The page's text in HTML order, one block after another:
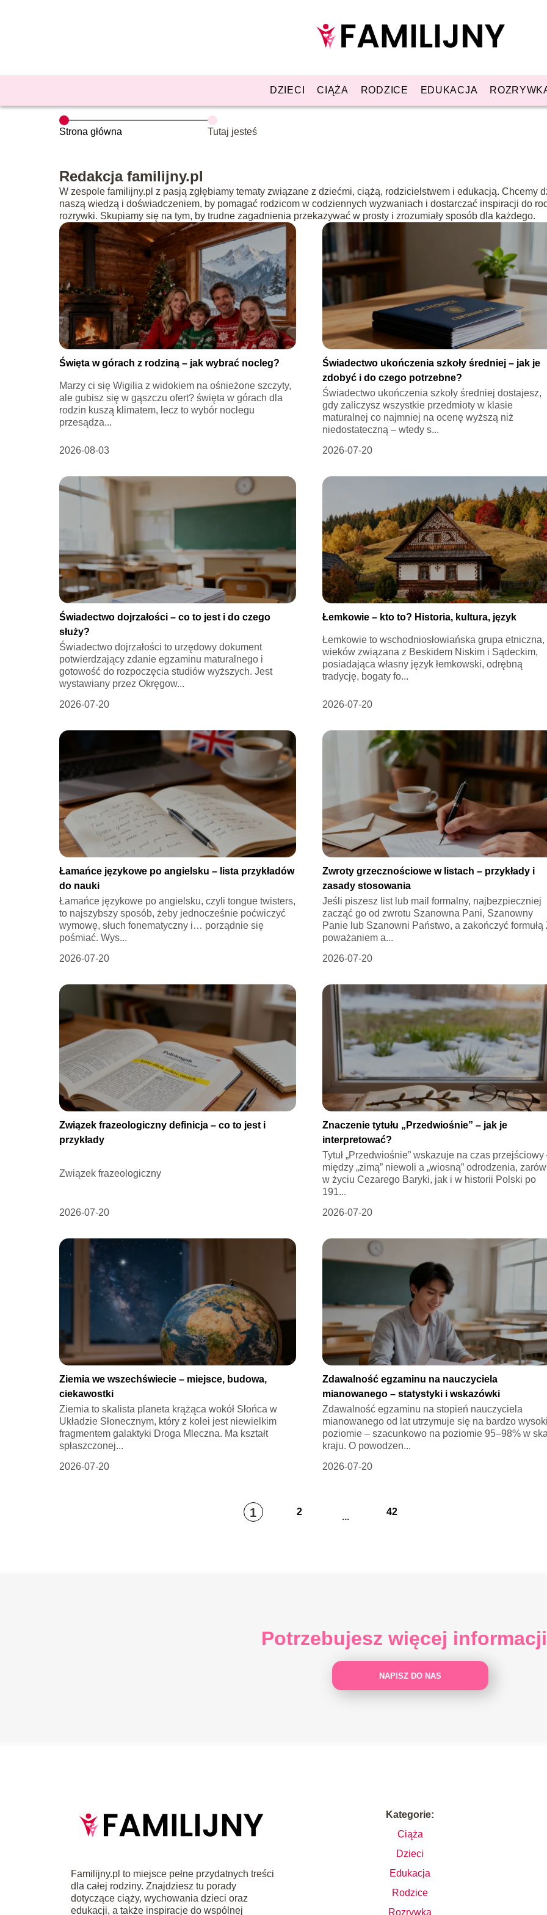
DZIECI CIĄŻA RODZICE EDUKACJA
Strona główna Tutaj jesteś
Redakcja familijny.pl
W zespole familijny.pl z pasją zgłębiamy tematy związane z dziećmi, ciążą, rodzicielstwem i edukacją. Chcemy
naszą wiedzą i doświadczeniem, by pomagać rodzicom w codziennych wyzwaniach i dostarczać inspiracji do
rozrywki. Skupiamy się na tym, by trudne zagadnienia przekazywać w prosty i zrozumiały sposób dla każdego.
Święta w górach z rodziną – jak wybrać nocleg?
Marzy ci się Wigilia z widokiem na ośnieżone szczyty,
ale gubisz się w gąszczu ofert? święta w górach dla
rodzin kuszą klimatem, lecz to wybór noclegu
przesądza...
2026-08-03
Świadectwo ukończenia szkoły średniej – jak je
zdobyć i do czego potrzebne?
Świadectwo ukończenia szkoły średniej dostajesz,
gdy zaliczysz wszystkie przedmioty w klasie
maturalnej co najmniej na ocenę wyższą niż
niedostateczną – wtedy s...
2026-07-20
Świadectwo dojrzałości – co to jest i do czego
służy?
Świadectwo dojrzałości to urzędowy dokument
potwierdzający zdanie egzaminu maturalnego i
gotowość do rozpoczęcia studiów wyższych. Jest
wystawiany przez Okręgow...
2026-07-20
Łemkowie – kto to? Historia, kultura, język
Łemkowie to wschodniosłowiańska grupa etniczna,
wieków związana z Beskidem Niskim i Sądeckim,
posiadająca własny język łemkowski, odrębną
tradycję, bogaty fo...
2026-07-20
Łamańce językowe po angielsku – lista przykładów
do nauki
Łamańce językowe po angielsku, czyli tongue twisters,
to najszybszy sposób, żeby jednocześnie poćwiczyć
wymowę, słuch fonematyczny i… porządnie się
pośmiać. Wys...
2026-07-20
Zwroty grzecznościowe w listach – przykłady i
zasady stosowania
Jeśli piszesz list lub mail formalny, najbezpieczniej
zacząć go od zwrotu Szanowna Pani, Szanowny
Panie lub Szanowni Państwo, a zakończyć formułą
poważaniem a...
2026-07-20
Związek frazeologiczny definicja – co to jest i
przykłady
Związek frazeologiczny
2026-07-20
Znaczenie tytułu „Przedwiośnie” – jak je
interpretować?
Tytuł „Przedwiośnie” wskazuje na czas przejściowy
między „zimą” niewoli a „wiosną” odrodzenia,
w życiu Cezarego Baryki, jak i w historii Polski po
191...
2026-07-20
Ziemia we wszechświecie – miejsce, budowa,
ciekawostki
Ziemia to skalista planeta krążąca wokół Słońca w
Układzie Słonecznym, który z kolei jest niewielkim
fragmentem galaktyki Droga Mleczna. Ma kształt
spłaszczonej...
2026-07-20
Zdawalność egzaminu na nauczyciela
mianowanego – statystyki i wskazówki
Zdawalność egzaminu na stopień nauczyciela
mianowanego od lat utrzymuje się na bardzo
poziomie – szacunkowo na poziomie 95–98% w
kraju. O powodzen...
2026-07-20
1 2 ... 42
Potrzebujesz więcej
NAPISZ DO NAS
Familijny.pl to miejsce pełne przydatnych treści
dla całej rodziny. Znajdziesz tu porady
dotyczące ciąży, wychowania dzieci oraz
edukacji, a także inspiracje do wspólnej
Kategorie:
Ciąża
Dzieci
Edukacja
Rodzice
Rozrywka